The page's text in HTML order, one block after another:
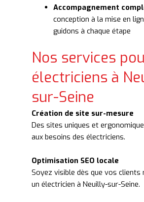
Accompagnement
conception à la mise en
guidons à chaque étape
Nos services
électriciens à
sur-Seine
Création de site sur-mesure
Des sites uniques et
aux besoins des électriciens.
Optimisation SEO locale
Soyez visible dès que vos clients
un électricien à Neuilly-sur-Seine.